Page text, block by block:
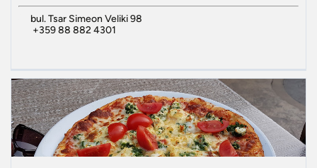
bul. Tsar Simeon Veliki 98
+359 88 882 4301